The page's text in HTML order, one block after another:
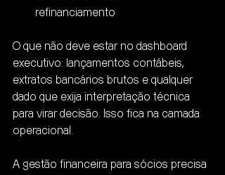
refinanciamento
O que não deve estar no dashboard
executivo: lançamentos contábeis,
extratos bancários brutos e qualquer
dado que exija interpretação técnica
para virar decisão. Isso fica na camada
operacional.
A gestão financeira para sócios precisa